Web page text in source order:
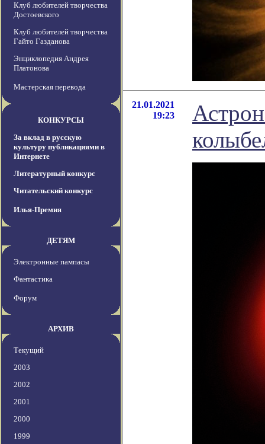
Клуб любителей творчества
Достоевского
Клуб любителей творчества
Гайто Газданова
Энциклопедия Андрея
Платонова
Мастерская перевода
КОНКУРСЫ
За вклад в русскую
культуру публикациями в
Интернете
Литературный конкурс
Читательский конкурс
Илья-Премия
ДЕТЯМ
Электронные пампасы
Фантастика
Форум
АРХИВ
Текущий
2003
2002
2001
2000
1999
21.01.2021
19:23